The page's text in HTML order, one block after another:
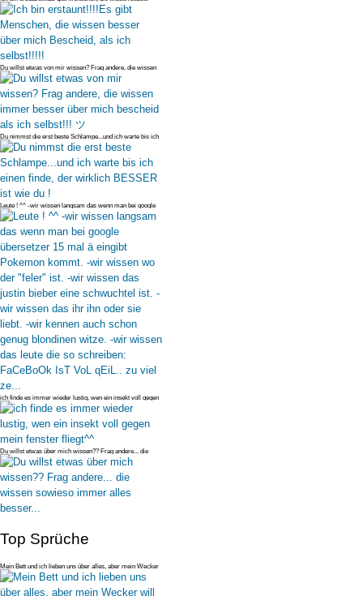
über mich Besche
Du willst etwas von mir wissen? Frag andere, die wissen
immer besser übe
Du nimmst die erst beste Schlampe...und ich warte bis ich
einen finde, d
Leute ! ^^ -wir wissen langsam das wenn man bei google
übersetzer 15 ma
ich finde es immer wieder lustig, wen ein insekt voll gegen
mein fenster
Du willst etwas über mich wissen?? Frag andere... die
wissen sowieso imm
Top Sprüche
Mein Bett und ich lieben uns über alles, aber mein Wecker
will es einfac